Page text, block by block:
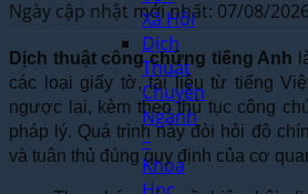
Xã Hội
Dịch
Thuật
Chuyên
Ngành
–
Khoa
Ngày cập nhật mới nhất: 07/08/2026
Dịch thuật công chứng tiếng Anh
các loại giấy tờ, tài liệu từ tiếng
ngược lại, kèm theo thủ tục công
pháp lý. Quá trình này đòi hỏi độ
và tuân thủ đúng quy định của cơ